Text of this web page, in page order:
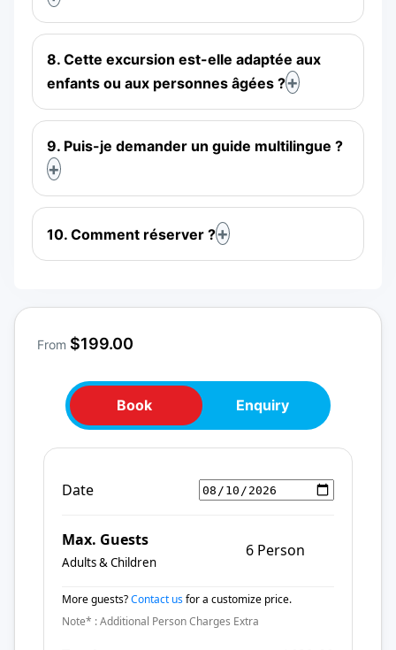
8. Cette excursion est-elle adaptée aux
enfants ou aux personnes âgées ?
9. Puis-je demander un guide multilingue ?
10. Comment réserver ?
From $199.00
Book Enquiry
Date
Max. Guests
Adults & Children
6 Person
More guests?Contact usfor a customize price.
Note* : Additional Person Charges Extra